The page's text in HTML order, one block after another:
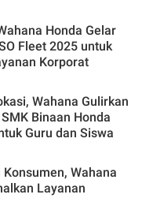
Honda Gelar
Fleet 2025 untuk
Korporat
Wahana Gulirkan
Binaan Honda
Guru dan Siswa
Wahana
Layanan